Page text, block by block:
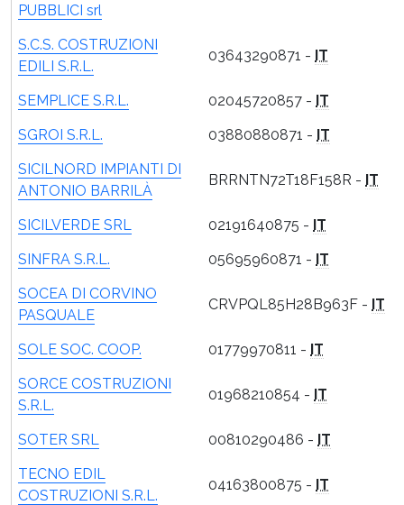
PUBBLICI srl
S.C.S. COSTRUZIONI
EDILI S.R.L.
03643290871 - IT
SEMPLICE S.R.L. 02045720857 - IT
SGROI S.R.L.
03880880871 - IT
SICILNORD IMPIANTI DI
ANTONIO BARRILÀ
BRRNTN72T18F158R - IT
SICILVERDE SRL 02191640875 - IT
SINFRA S.R.L.
05695960871 - IT
SOCEA DI CORVINO
PASQUALE
CRVPQL85H28B963F - IT
SOLE SOC. COOP. 01779970811 - IT
SORCE COSTRUZIONI
S.R.L.
01968210854 - IT
SOTER SRL 00810290486 - IT
TECNO EDIL
COSTRUZIONI S.R.L.
04163800875 - IT